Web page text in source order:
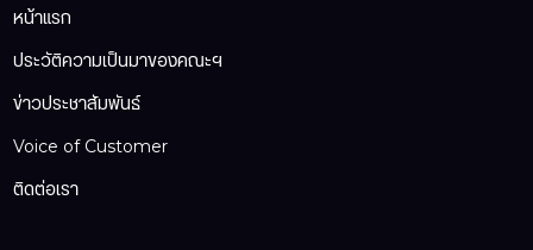
หน้าแรก
ประวัติความเป็นมาของคณะฯ
ข่าวประชาสัมพันธ์
Voice of Customer
ติดต่อเรา